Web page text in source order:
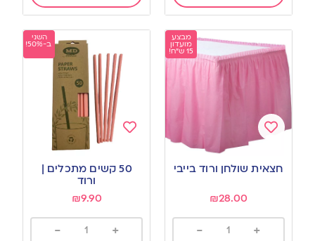
מבצע
מועדון
15 ש"ח!
to
חצאית שולחן ורוד בייבי
₪28.00
+
-
השני
ב-50%!
to
wishlist
50 קשים מתכלים |
ורוד
₪9.90
+
-